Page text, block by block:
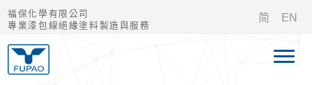
福保化學有限公司
專業漆包線絕緣塗料製造與服務
简 EN